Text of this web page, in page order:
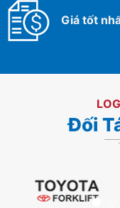
Giá tốt
Đối